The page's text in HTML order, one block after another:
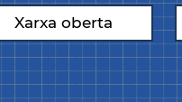
Xarxa oberta